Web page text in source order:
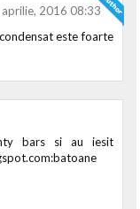
2016 08:33
este foarte
bars si au iesit